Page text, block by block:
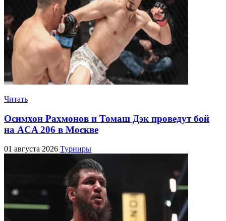
Читать
Осимхон Рахмонов и Томаш Дэк проведут бой
на ACA 206 в Москве
01 августа 2026 Турниры